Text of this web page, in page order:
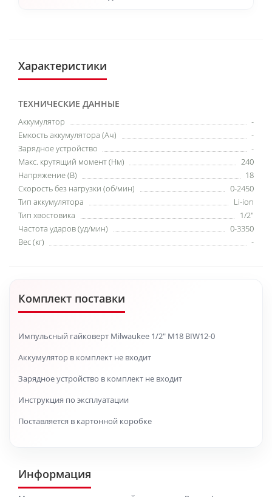
Характеристики
ТЕХНИЧЕСКИЕ ДАННЫЕ
Аккумулятор
-
Емкость аккумулятора (Ач)
-
Зарядное устройство
-
Макс. крутящий момент (Нм)
240
Напряжение (В)
18
Скорость без нагрузки (об/мин)
0-2450
Тип аккумулятора
Li-ion
Тип хвостовика
1/2"
Частота ударов (уд/мин)
0-3350
Вес (кг)
-
Комплект поставки
Импульсный гайковерт Milwaukee 1/2" M18 BIW12-0
Аккумулятор в комплект не входит
Зарядное устройство в комплект не входит
Инструкция по эксплуатации
Поставляется в картонной коробке
Информация